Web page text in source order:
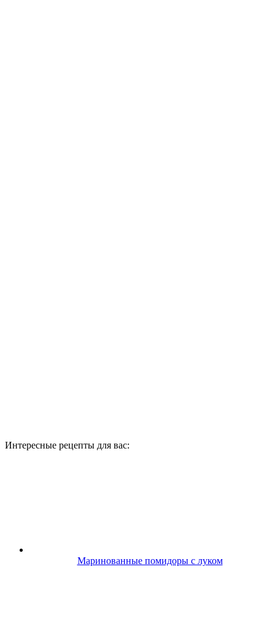
Интересные рецепты для вас:
Маринованные помидоры с луком